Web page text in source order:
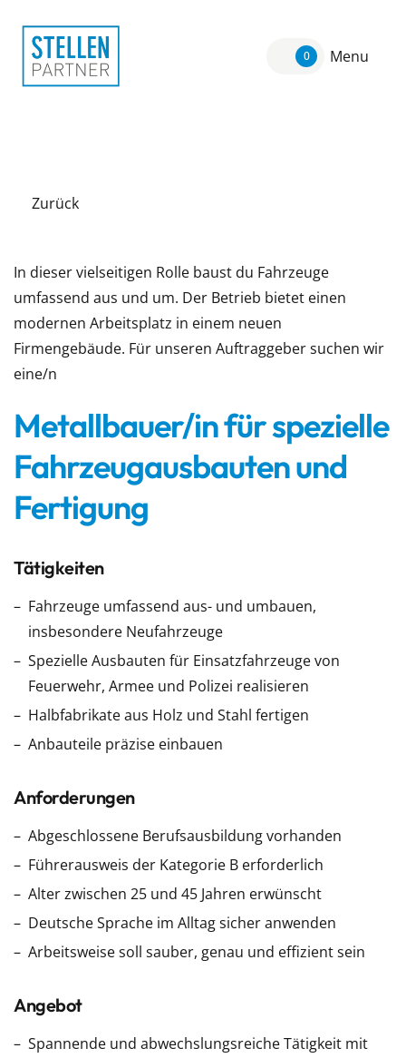
0 Menu
Zurück
In dieser vielseitigen Rolle baust du Fahrzeuge
umfassend aus und um. Der Betrieb bietet einen
modernen Arbeitsplatz in einem neuen
Firmengebäude. Für unseren Auftraggeber suchen wir
eine/n
Metallbauer/in für spezielle
Fahrzeugausbauten und
Fertigung
Tätigkeiten
Fahrzeuge umfassend aus- und umbauen,
insbesondere Neufahrzeuge
Spezielle Ausbauten für Einsatzfahrzeuge von
Feuerwehr, Armee und Polizei realisieren
Halbfabrikate aus Holz und Stahl fertigen
Anbauteile präzise einbauen
Anforderungen
Abgeschlossene Berufsausbildung vorhanden
Führerausweis der Kategorie B erforderlich
Alter zwischen 25 und 45 Jahren erwünscht
Deutsche Sprache im Alltag sicher anwenden
Arbeitsweise soll sauber, genau und effizient sein
Angebot
Spannende und abwechslungsreiche Tätigkeit mit